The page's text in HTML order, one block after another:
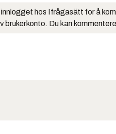
hos Ifrågasätt for å
brukerkonto. Du kan